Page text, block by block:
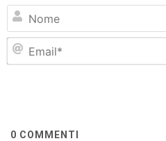
0 COMMENTI